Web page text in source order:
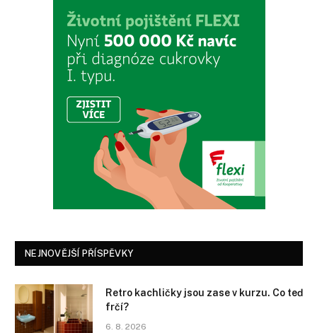
NEJNOVĚJŠÍ PŘÍSPĚVKY
Retro kachličky jsou zase v kurzu. Co teď
frčí?
6. 8. 2026